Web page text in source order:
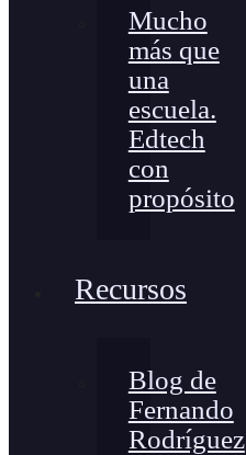
Mucho
más que
una
escuela.
Edtech
con
propósito
Recursos
Blog de
Fernando
Rodríguez